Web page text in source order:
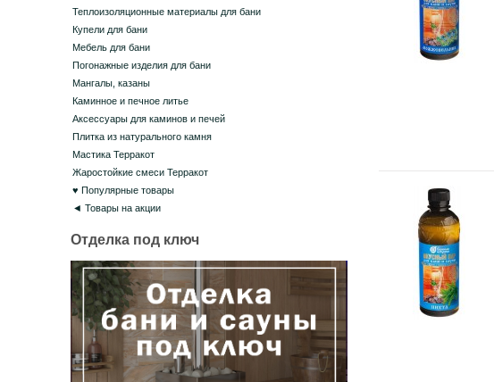
Теплоизоляционные материалы для бани
Купели для бани
Мебель для бани
Погонажные изделия для бани
Мангалы, казаны
Каминное и печное литье
Аксессуары для каминов и печей
Плитка из натурального камня
Мастика Терракот
Жаростойкие смеси Терракот
♥ Популярные товары
◄ Товары на акции
Отделка под ключ